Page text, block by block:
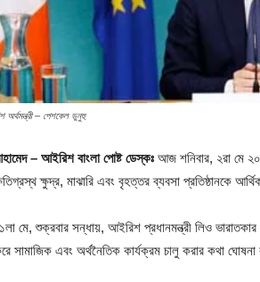
অর্থমন্ত্রী – পেশকেল ডুনুহু
– আইরিশ বাংলা পোষ্ট ডেস্কঃ আজ শনিবার, ২রা মে
ক্ষুদ্র, মাঝারি এবং বৃহত্তর ব্যবসা প্রতিষ্ঠানকে
মে, শুক্রবার সন্ধায়, আইরিশ প্রধানমন্ত্রী লিও ভারাতকার
সামাজিক এবং অর্থনৈতিক কার্যক্রম চালু করার কথা